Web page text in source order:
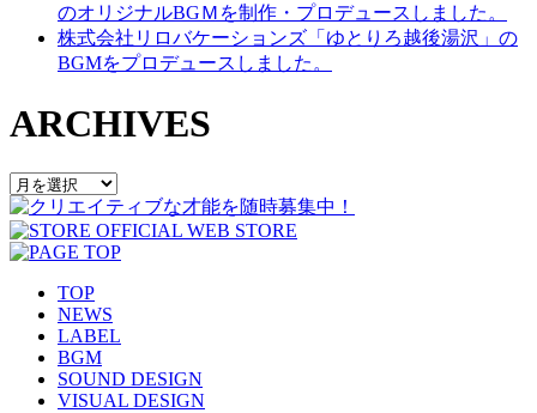
のオリジナルBGＭを制作・プロデュースしました。
株式会社リロバケーションズ「ゆとりろ越後湯沢」の
BGMをプロデュースしました。
ARCHIVES
TOP
NEWS
LABEL
BGM
SOUND DESIGN
VISUAL DESIGN